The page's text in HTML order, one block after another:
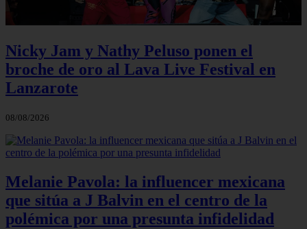
Nicky Jam y Nathy Peluso ponen el
broche de oro al Lava Live Festival en
Lanzarote
08/08/2026
Melanie Pavola: la influencer mexicana
que sitúa a J Balvin en el centro de la
polémica por una presunta infidelidad